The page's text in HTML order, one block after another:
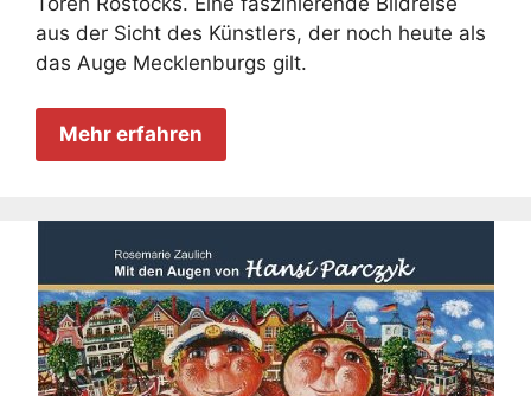
aus der Sicht des Künstlers, der noch heute als
das Auge Mecklenburgs gilt.
Mehr erfahren